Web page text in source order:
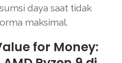
daya saat tidak
maksimal.
for Money: